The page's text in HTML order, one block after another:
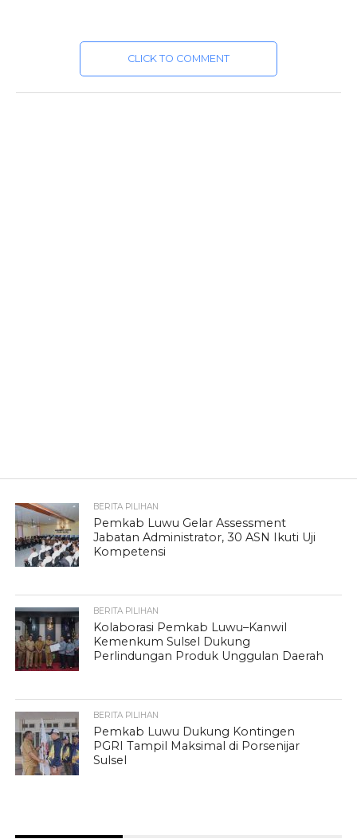
CLICK TO COMMENT
BERITA PILIHAN
Pemkab Luwu Gelar Assessment
Jabatan Administrator, 30 ASN Ikuti Uji
Kompetensi
BERITA PILIHAN
Kolaborasi Pemkab Luwu–Kanwil
Kemenkum Sulsel Dukung
Perlindungan Produk Unggulan Daerah
BERITA PILIHAN
Pemkab Luwu Dukung Kontingen
PGRI Tampil Maksimal di Porsenijar
Sulsel